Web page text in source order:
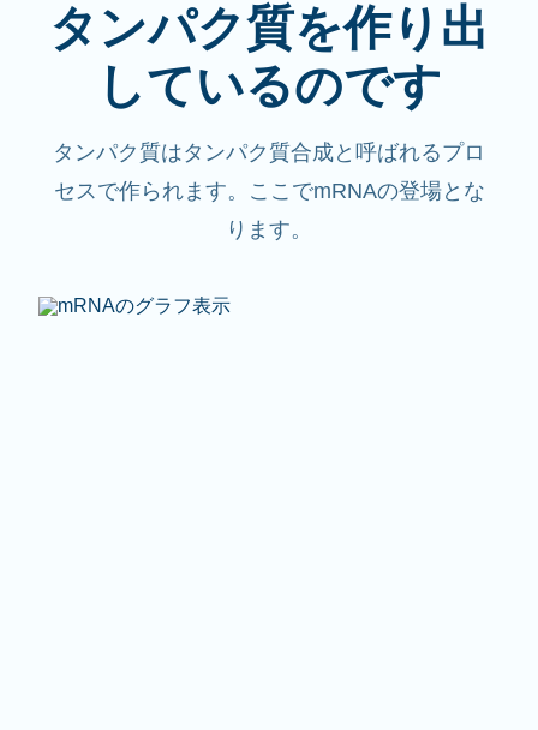
タンパク質を作り出
しているのです
タンパク質はタンパク質合成と呼ばれるプロ
セスで作られます。ここでmRNAの登場とな
ります。